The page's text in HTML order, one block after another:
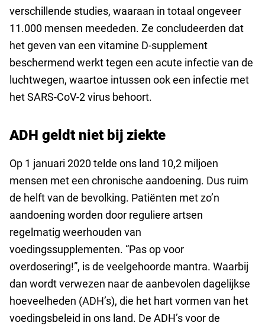
verschillende studies, waaraan in totaal ongeveer
11.000 mensen meededen. Ze concludeerden dat
het geven van een vitamine D-supplement
beschermend werkt tegen een acute infectie van de
luchtwegen, waartoe intussen ook een infectie met
het SARS-CoV-2 virus behoort.
ADH geldt niet bij ziekte
Op 1 januari 2020 telde ons land 10,2 miljoen
mensen met een chronische aandoening. Dus ruim
de helft van de bevolking. Patiënten met zo’n
aandoening worden door reguliere artsen
regelmatig weerhouden van
voedingssupplementen. “Pas op voor
overdosering!”, is de veelgehoorde mantra. Waarbij
dan wordt verwezen naar de aanbevolen dagelijkse
hoeveelheden (ADH’s), die het hart vormen van het
voedingsbeleid in ons land. De ADH’s voor de